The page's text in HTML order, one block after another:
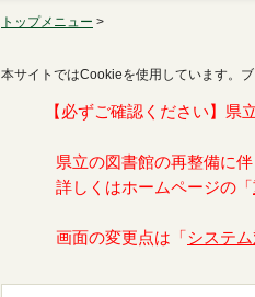
トップメニュー >
本サイトではCookieを使用しています。
【必ずご確認ください】県
県立の図書館の再整備に
詳しくはホームページの「
画面の変更点は「 システ